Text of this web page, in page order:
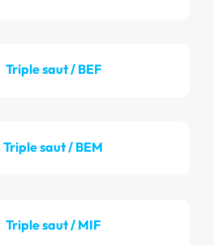
Triple saut / BEF
Triple saut / BEM
Triple saut / MIF